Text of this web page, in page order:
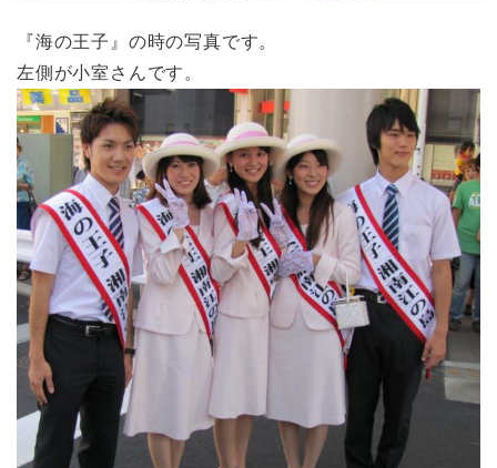
『海の王子』の時の写真です。
左側が小室さんです。